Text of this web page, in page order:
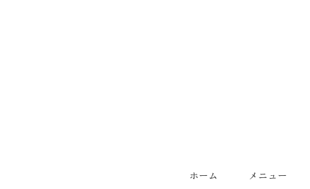
ホーム メニュー